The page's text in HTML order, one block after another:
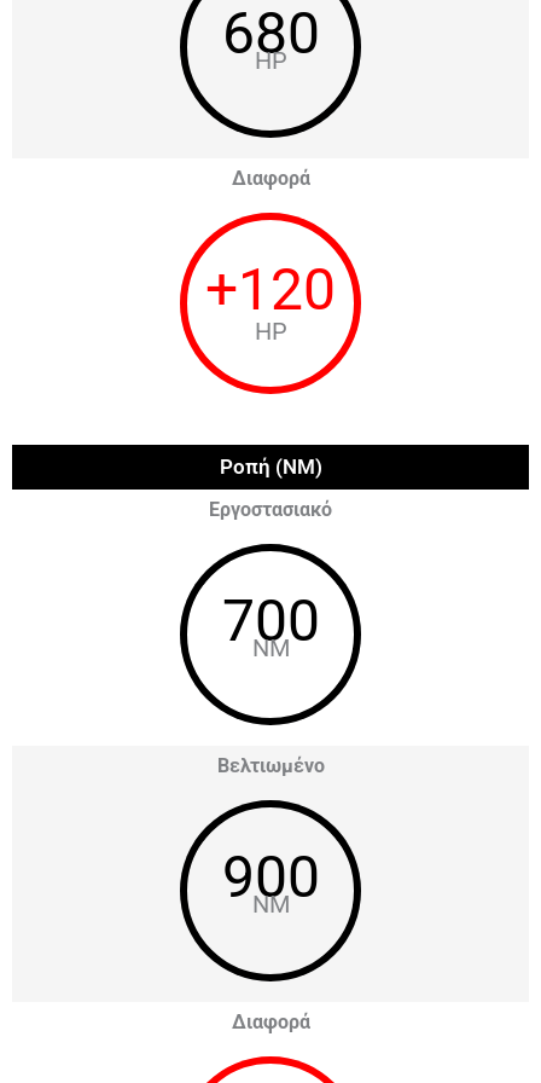
680
HP
Διαφορά
+120
HP
Ροπή (NM)
Εργοστασιακό
700
NM
Βελτιωμένο
900
NM
Διαφορά